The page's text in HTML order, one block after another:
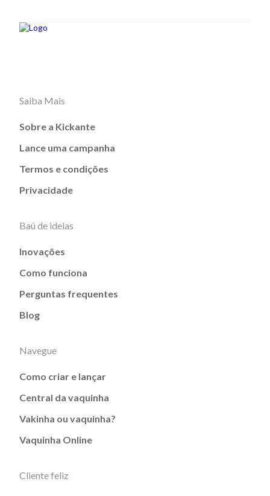
Saiba Mais
Sobre a Kickante
Lance uma campanha
Termos e condições
Privacidade
Baú de ideias
Inovações
Como funciona
Perguntas frequentes
Blog
Navegue
Como criar e lançar
Central da vaquinha
Vakinha ou vaquinha?
Vaquinha Online
Cliente feliz